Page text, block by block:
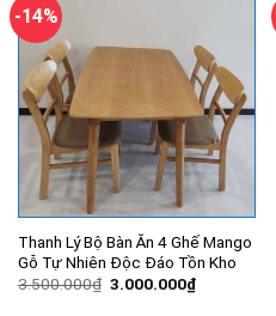
-14%
Thanh Lý Bộ Bàn Ăn 4 Ghế Mango
Gỗ Tự Nhiên Độc Đáo Tồn Kho
3.500.000₫ Giá
3.000.000₫Giá
hiện